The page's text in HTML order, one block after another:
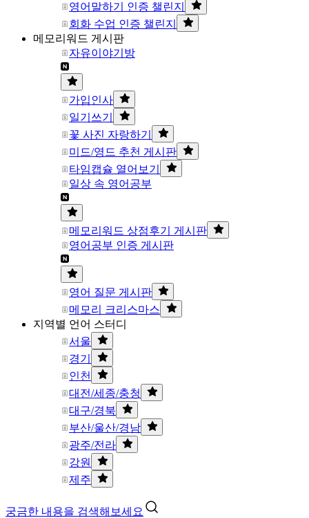
영어말하기 인증 챌린지
회화 수업 인증 챌린지
메모리워드 게시판
자유이야기방
가입인사
일기쓰기
꽃 사진 자랑하기
미드/영드 추천 게시판
타임캡슐 열어보기
일상 속 영어공부
메모리워드 상점후기 게시판
영어공부 인증 게시판
영어 질문 게시판
메모리 크리스마스
지역별 언어 스터디
서울
경기
인천
대전/세종/충청
대구/경북
부산/울산/경남
광주/전라
강원
제주
궁금한 내용을 검색해보세요